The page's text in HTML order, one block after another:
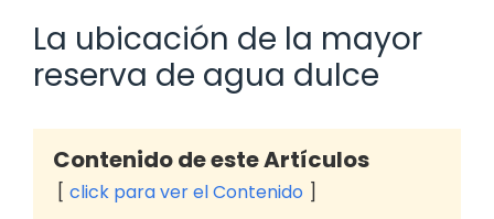
La ubicación de la mayor
reserva de agua dulce
Contenido de este Artículos
click para ver el Contenido